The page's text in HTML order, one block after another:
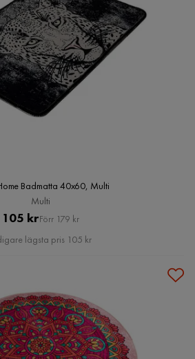
Badmatta 40x60, Multi
Multi
Pris
105 krOriginal
Pris
Förr 179 kr
lägsta pris 105 kr